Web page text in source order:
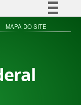
à informação
MAPA DO SITE